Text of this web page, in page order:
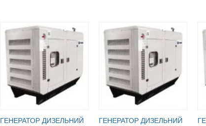
ГЕНЕРАТОР ДИЗЕЛЬНИЙ
ГЕНЕРАТОР ДИЗЕЛЬНИЙ